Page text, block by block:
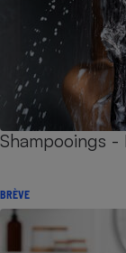
Shampooings -
BRÈVE